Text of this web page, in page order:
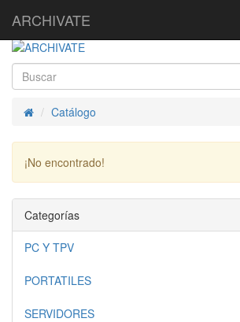
ARCHIVATE
InicioCatálogo
¡No encontrado!
Categorías
PC Y TPV
PORTATILES
SERVIDORES